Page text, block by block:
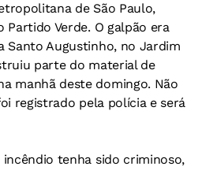
de São Paulo,
Partido Verde. O galpão era
Santo Augustinho, no Jardim
parte do material de
manhã deste domingo. Não
registrado pela polícia e será
incêndio tenha sido criminoso,